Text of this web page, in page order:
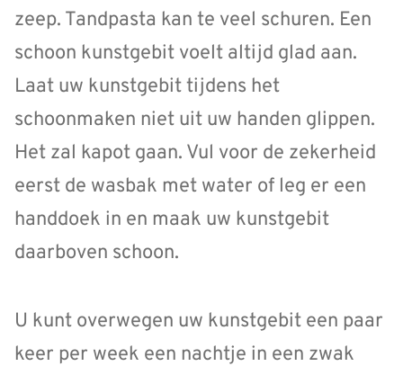
zeep. Tandpasta kan te veel schuren. Een
schoon kunstgebit voelt altijd glad aan.
Laat uw kunstgebit tijdens het
schoonmaken niet uit uw handen glippen.
Het zal kapot gaan. Vul voor de zekerheid
eerst de wasbak met water of leg er een
handdoek in en maak uw kunstgebit
daarboven schoon.
U kunt overwegen uw kunstgebit een paar
keer per week een nachtje in een zwak